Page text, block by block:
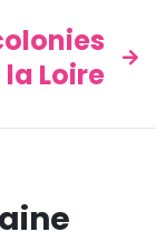
Loire